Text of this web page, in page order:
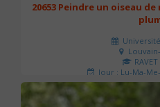
20653 Peindre un oiseau
Jour : Lu-Ma-
Nombre